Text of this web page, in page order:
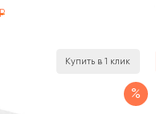
Купить в 1 клик
%